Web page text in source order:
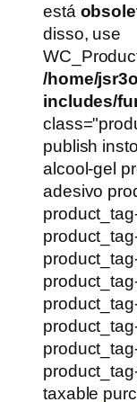
está
disso, use
/home/
includes/
publish
alcool-gel
adesivo
taxable